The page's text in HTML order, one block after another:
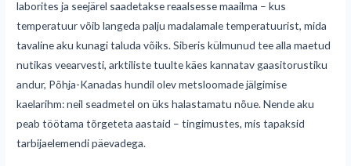
laborites ja seejärel saadetakse reaalsesse maailma – kus
temperatuur võib langeda palju madalamale temperatuurist, mida
tavaline aku kunagi taluda võiks. Siberis külmunud tee alla maetud
nutikas veearvesti, arktiliste tuulte käes kannatav gaasitorustiku
andur, Põhja-Kanadas hundil olev metsloomade jälgimise
kaelarihm: neil seadmetel on üks halastamatu nõue. Nende aku
peab töötama tõrgeteta aastaid – tingimustes, mis tapaksid
tarbijaelemendi päevadega.